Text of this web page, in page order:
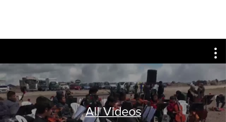
All Videos